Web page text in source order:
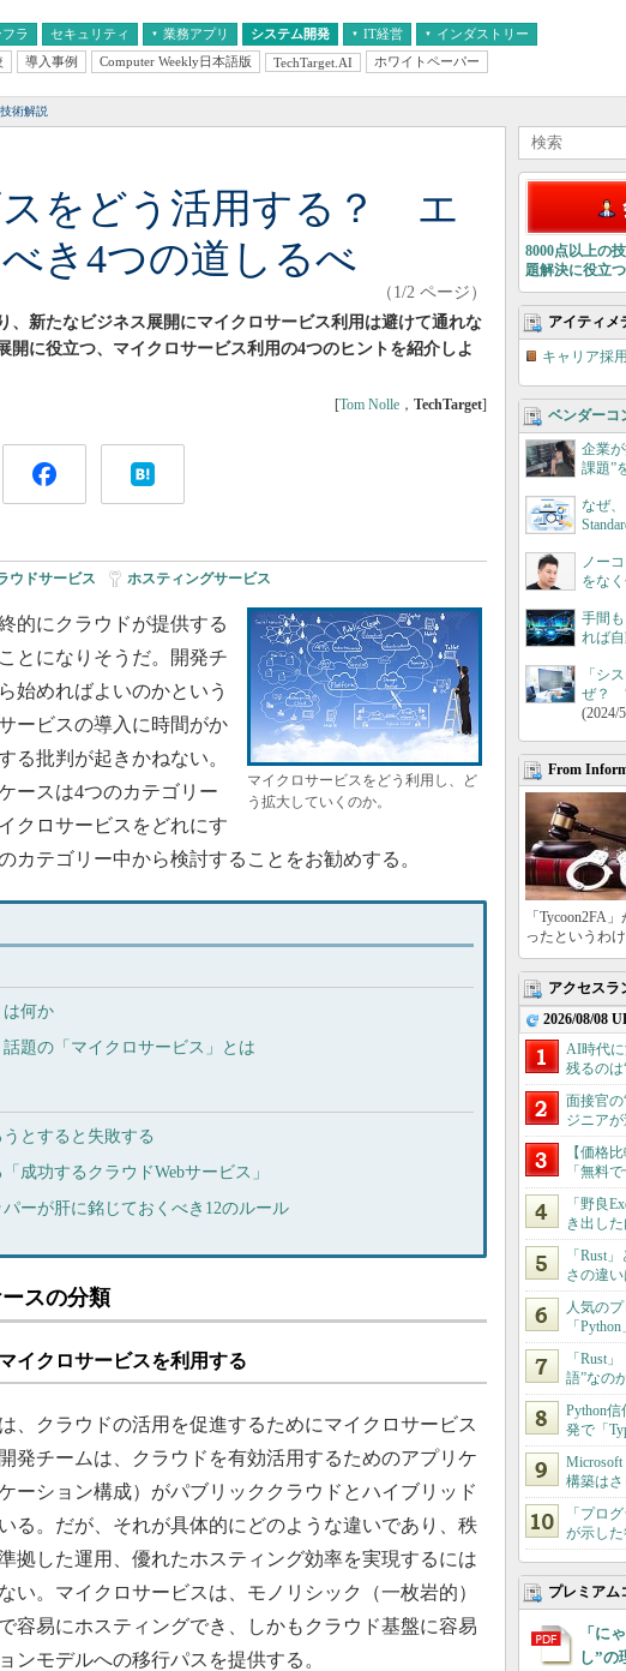
ラ セキュリティ 業務アプリ
ズAI
システム開発 IT経営
経営とIT
インダストリー
医療IT
導入事例 Computer Weekly日本語版 TechTarget.AI ホワイトペーパー
技術解説
をどう活用する？ エ
き4つの道しるべ
（1/2 ページ）
、新たなビジネス展開にマイクロサービス利用は避けて通れな
開に役立つ、マイクロサービス利用の4つのヒントを紹介しよ
[Tom Nolle ， TechTarget]
ウドサービス ホスティングサービス
マイクロサービスをどう利用し、ど
う拡大していくのか。
的にクラウドが提供する
とになりそうだ。開発チ
始めればよいのかという
ービスの導入に時間がか
る批判が起きかねない。
ースは4つのカテゴリー
クロサービスをどれにす
カテゴリー中から検討することをお勧めする。
は何か
題の「マイクロサービス」とは
とすると失敗する
成功するクラウドWebサービス」
ーが肝に銘じておくべき12のルール
スの分類
イクロサービスを利用する
、クラウドの活用を促進するためにマイクロサービス
発チームは、クラウドを有効活用するためのアプリケ
ーション構成）がパブリッククラウドとハイブリッド
る。だが、それが具体的にどのような違いであり、秩
拠した運用、優れたホスティング効率を実現するには
い。マイクロサービスは、モノリシック（一枚岩的）
容易にホスティングでき、しかもクラウド基盤に容易
ンモデルへの移行パスを提供する。
8000点以上の
題解決に役立
アイティメ
キャリア採
ベンダーコ
企業
課題”
なぜ
ノー
をな
手間
れば
「シ
ぜ？
(2024/
From
「Tycoon2FA
ったというわけ
アクセスラ
2026/08/08
AI時代
残るのは
面接官
ジニア
【価格
「無料
「野良
き出し
「Rust
さの違い
人気の
「
「Rust
語”なの
Python
発で「
Microsoft
構築は
「プロ
が示した
プレミアム
「に
し”の